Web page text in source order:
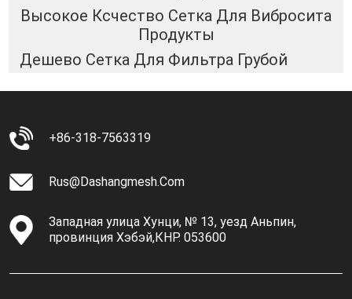
Высокое Ксчество Сетка Для Вибросита
Продукты
Дешево Сетка Для Фильтра Грубой
+86-318-7563319
Rus@dashangmesh.com
Западная улица Хунци, № 13, уезд Аньпин,
провинция Хэбэй,КНР. 053600